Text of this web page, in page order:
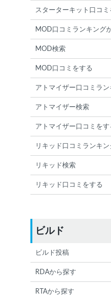
スターターキット口コミ
MOD口コミランキング
MOD検索
MOD口コミをする
アトマイザー口コミラ
アトマイザー検索
アトマイザー口コミをす
リキッド口コミランキ
リキッド検索
リキッド口コミをする
ビルド
ビルド投稿
RDAから探す
RTAから探す